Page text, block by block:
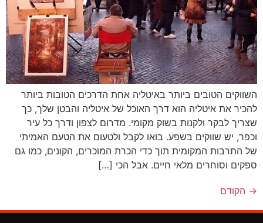
השווקים הטובים ביותר באיטליה אחת הדרכים הטובות ביותר
להכיר את איטליה הוא דרך האוכל של איטליה והבטן שלך, כך
שצריך לבקר ולקנות בשוק מקומי. מדרום לצפון ודרך כל עיר
וכפר, יש שווקים בשפע. בואו לקבל ולטעום את הטעם האמיתי
של התרבות המקומית תוך כדי הכרת המוכרים, הקונים, כמו גם
ספקים וסוחרים מלאי חיים. אבל הכי […]
→ הקודם